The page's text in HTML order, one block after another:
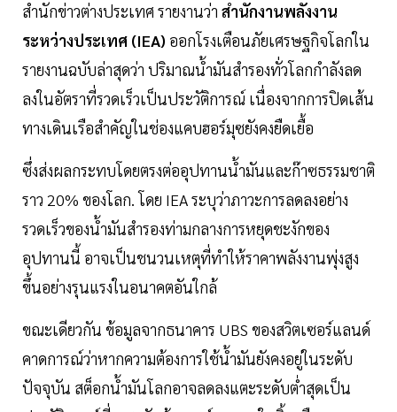
สำนักข่าวต่างประเทศ รายงานว่า สำนักงานพลังงาน
ระหว่างประเทศ (IEA) ออกโรงเตือนภัยเศรษฐกิจโลกใน
รายงานฉบับล่าสุดว่า ปริมาณน้ำมันสำรองทั่วโลกกำลังลด
ลงในอัตราที่รวดเร็วเป็นประวัติการณ์ เนื่องจากการปิดเส้น
ทางเดินเรือสำคัญในช่องแคบฮอร์มุซยังคงยืดเยื้อ
ซึ่งส่งผลกระทบโดยตรงต่ออุปทานน้ำมันและก๊าซธรรมชาติ
ราว 20% ของโลก. โดย IEA ระบุว่าภาวะการลดลงอย่าง
รวดเร็วของน้ำมันสำรองท่ามกลางการหยุดชะงักของ
อุปทานนี้ อาจเป็นชนวนเหตุที่ทำให้ราคาพลังงานพุ่งสูง
ขึ้นอย่างรุนแรงในอนาคตอันใกล้
ขณะเดียวกัน ข้อมูลจากธนาคาร UBS ของสวิตเซอร์แลนด์
คาดการณ์ว่าหากความต้องการใช้น้ำมันยังคงอยู่ในระดับ
ปัจจุบัน สต็อกน้ำมันโลกอาจลดลงแตะระดับต่ำสุดเป็น